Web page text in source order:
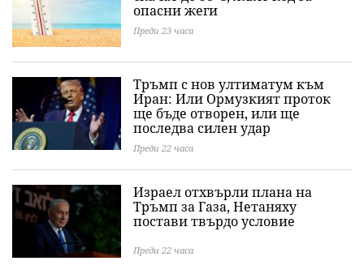
опасни жеги
Преди 23 часа
Тръмп с нов ултиматум към
Иран: Или Ормузкият проток
ще бъде отворен, или ще
последва силен удар
Преди 22 часа
Израел отхвърли плана на
Тръмп за Газа, Нетаняху
постави твърдо условие
Преди 22 часа